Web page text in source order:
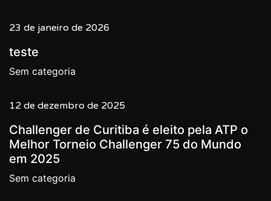
23 de janeiro de 2026
teste
Sem categoria
12 de dezembro de 2025
Challenger de Curitiba é eleito pela ATP o
Melhor Torneio Challenger 75 do Mundo
em 2025
Sem categoria